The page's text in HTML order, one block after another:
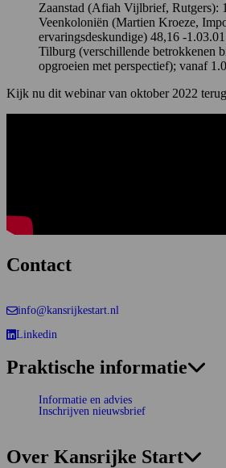
Zaanstad (Afiah Vijlbrief, Rutgers):
Veenkoloniën (Martien Kroeze,
ervaringsdeskundige) 48,16 -
Tilburg (verschillende betrokkenen
opgroeien met perspectief); vanaf
Kijk nu dit webinar van oktober 2022
Contact
info@kansrijkestart.nl
Linkedin
Deze link gaat naar een externe website.
Praktische informatie
Informatie en advies
Inschrijven nieuwsbrief
Over Kansrijke Start